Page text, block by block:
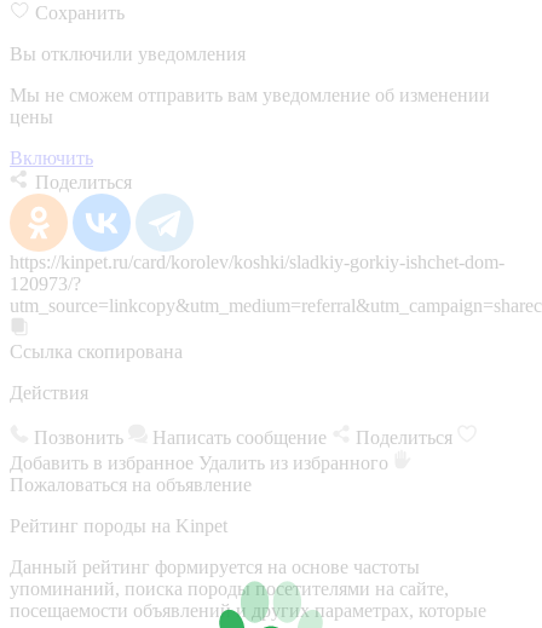
Сохранить
Вы отключили уведомления
Мы не сможем отправить вам уведомление об изменении
цены
Включить
Поделиться
https://kinpet.ru/card/korolev/koshki/sladkiy-gorkiy-ishchet-dom-
120973/?
Ссылка скопирована
Действия
Позвонить Написать сообщение
Поделиться
Добавить в избранное Удалить из избранного
Пожаловаться на объявление
Рейтинг породы на Kinpet
Данный рейтинг формируется на основе частоты
упоминаний, поиска породы посетителями на сайте,
посещаемости объявлений и других параметрах, которые